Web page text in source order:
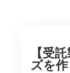
【受
ズを